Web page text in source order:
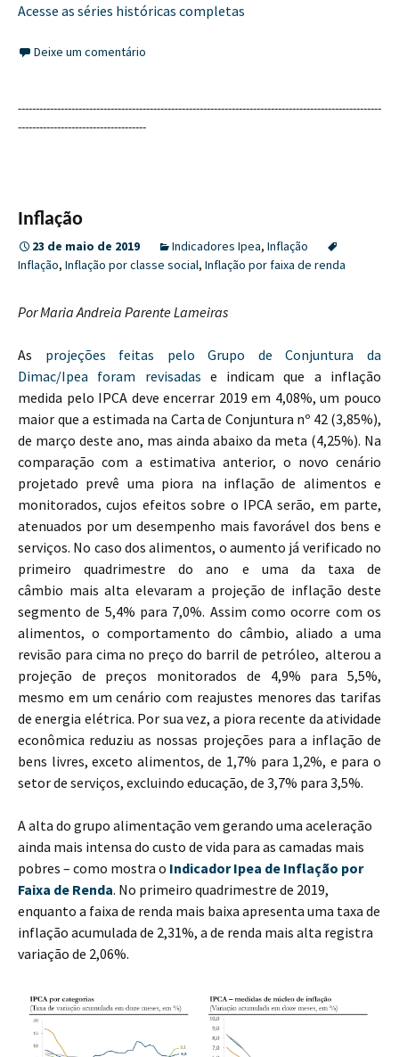
Acesse as séries históricas completas
Deixe um comentário
------------------------------------------------------------------------------------------------------
------------------------------------
Inflação
23 de maio de 2019 Indicadores Ipea, Inflação
Inflação, Inflação por classe social, Inflação por faixa de renda
Por ​Maria Andreia Parente Lameiras
As projeções feitas pelo Grupo de Conjuntura da
Dimac/Ipea foram revisadas e indicam que a inflação
medida pelo IPCA deve encerrar 2019 em 4,08%, um pouco
maior que a estimada na Carta de Conjuntura nº 42 (3,85%),
de março deste ano, mas ainda abaixo da meta (4,25%). Na
comparação com a estimativa anterior, o novo cenário
projetado prevê uma piora na inflação de alimentos e
monitorados, cujos efeitos sobre o IPCA serão, em parte,
atenuados por um desempenho mais favorável dos bens e
serviços. No caso dos alimentos, o aumento já verificado no
primeiro quadrimestre do ano e uma da taxa de
câmbio mais alta​ elevaram a projeção de inflação deste
segmento de 5,4% para 7,0%. Assim como ocorre com os
alimentos, o comportamento do câmbio, aliado a uma
revisão para cima no preço do barril de petróleo, alterou a
projeção de preços monitorados de 4,9% para 5,5%,
mesmo em um cenário com reajustes menores das tarifas
de energia elétrica. Por sua vez, a piora recente da atividade
econômica reduziu as nossas projeções para a inflação de
bens livres, exceto alimentos, de 1,7% para 1,2%, e para o
setor de serviços, excluindo educação, de 3,7% para​ 3,5%.
A alta do grupo alimentação vem gerando uma aceleração
ainda mais intensa do custo de vida para as camadas mais
pobres – como mostra o Indicador Ipea de Inflação por
Faixa de Renda. No primeiro quadrimestre de 2019,
enquanto a faixa de renda mais baixa apresenta uma taxa de
inflação acumulada de 2,31%, a de renda mais alta registra
variação de 2,06%.​